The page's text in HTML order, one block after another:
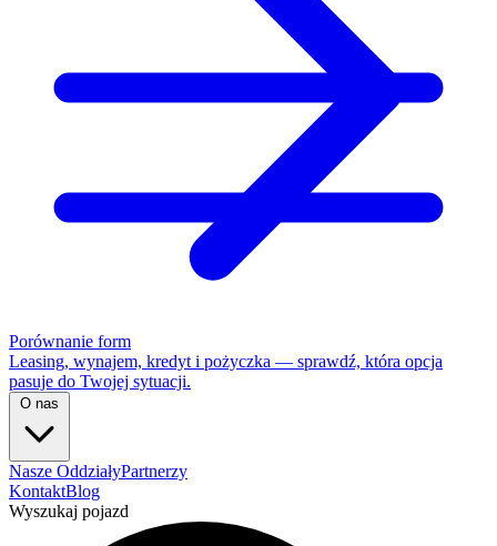
Porównanie form
Leasing, wynajem, kredyt i pożyczka — sprawdź, która opcja
pasuje do Twojej sytuacji.
O nas
Nasze OddziałyPartnerzy
KontaktBlog
Wyszukaj pojazd